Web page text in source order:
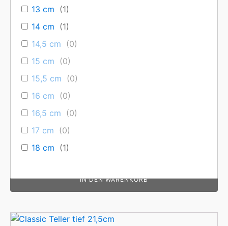
13 cm (1)
14 cm (1)
14,5 cm (0)
15 cm (0)
15,5 cm (0)
16 cm (0)
16,5 cm (0)
17 cm (0)
18 cm (1)
19 cm (0)
20 cm (0)
Classic Teller flach 21,5cm
6,39 €
Verpackungseinheit: 6 Stück
zzgl.
IN DEN WARENKORB